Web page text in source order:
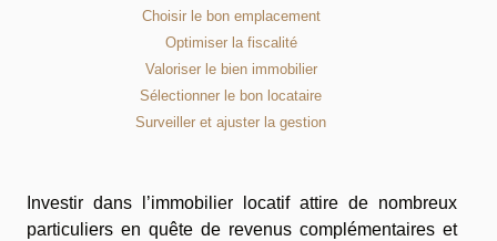
Choisir le bon emplacement
Optimiser la fiscalité
Valoriser le bien immobilier
Sélectionner le bon locataire
Surveiller et ajuster la gestion
Investir dans l’immobilier locatif attire de nombreux
particuliers en quête de revenus complémentaires et